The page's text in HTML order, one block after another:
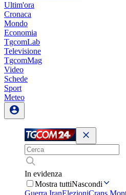
Ultim'ora
Cronaca
Mondo
Economia
TgcomLab
Televisione
TgcomMag
Video
Schede
Sport
Meteo
In evidenza
Mostra tuttiNascondi
Guerra IranElezioniCrans